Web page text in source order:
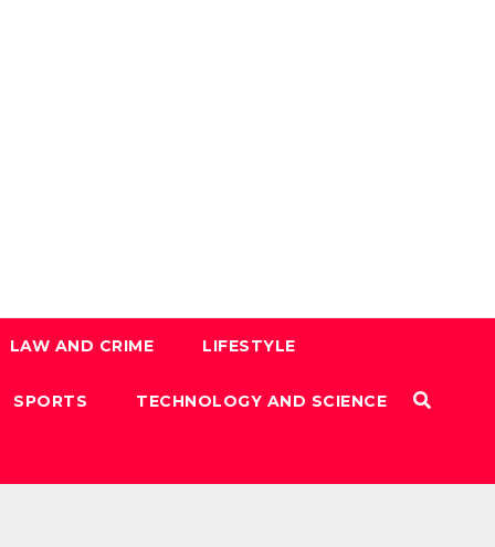
LAW AND CRIME LIFESTYLE
SPORTS TECHNOLOGY AND SCIENCE